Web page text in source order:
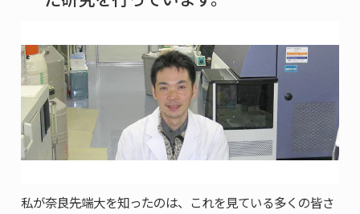
私が奈良先端大を知ったのは、これを見ている多くの皆さ